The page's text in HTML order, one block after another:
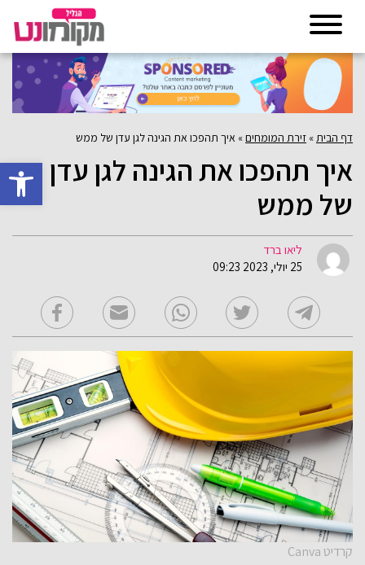
פתח
דף הבית » זירת המומחים» איך תהפכו את הגינה לגן עדן של ממש
איך תהפכו את הגינה לגן עדן
של ממש
ליאו ברד
25 יולי, 2023 09:23
קרדיט Canva